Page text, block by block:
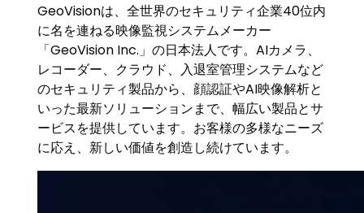
GeoVisionは、全世界のセキュリティ企業40位内
に名を連ねる映像監視システムメーカー
「GeoVision Inc.」の日本法人です。AIカメラ、
レコーダー、クラウド、入退室管理システムなど
のセキュリティ製品から、顔認証やAI映像解析と
いった最新ソリューションまで、幅広い製品とサ
ービスを提供しています。お客様の多様なニーズ
に応え、新しい価値を創造し続けています。